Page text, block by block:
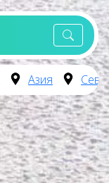
Азия